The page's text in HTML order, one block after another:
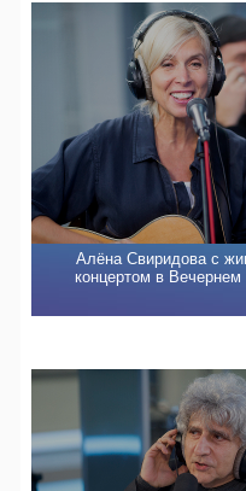
Алёна Свиридова с
концертом в